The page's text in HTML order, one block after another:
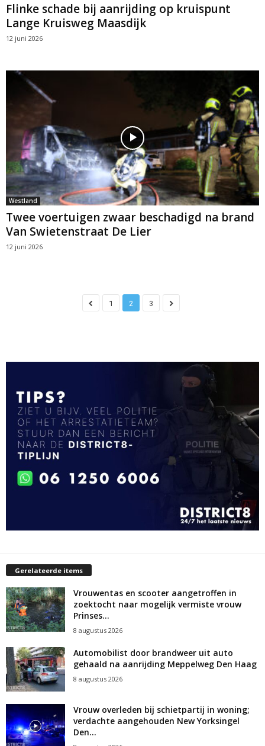
Flinke schade bij aanrijding op kruispunt
Lange Kruisweg Maasdijk
12 juni 2026
Westland
Twee voertuigen zwaar beschadigd na brand
Van Swietenstraat De Lier
12 juni 2026
1 2 3
Gerelateerde items
Vrouwentas en scooter aangetroffen in
zoektocht naar mogelijk vermiste vrouw
Prinses...
8 augustus 2026
Automobilist door brandweer uit auto
gehaald na aanrijding Meppelweg Den Haag
8 augustus 2026
Vrouw overleden bij schietpartij in woning;
verdachte aangehouden New Yorksingel
Den...